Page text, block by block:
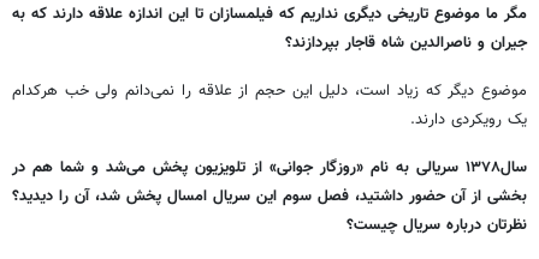
مگر ما موضوع تاریخی دیگری نداریم که فیلمسازان تا این اندازه علاقه دارند که به
جیران و ناصرالدین شاه قاجار بپردازند؟
موضوع دیگر که زیاد است، دلیل این حجم از علاقه را نمی‌دانم ولی خب هرکدام
یک رویکردی دارند.
سال۱۳۷۸ سریالی به نام «روزگار جوانی» از تلویزیون پخش می‌شد و شما هم در
بخشی از آن حضور داشتید، فصل سوم این سریال امسال پخش شد، آن را دیدید؟
نظرتان درباره سریال چیست؟